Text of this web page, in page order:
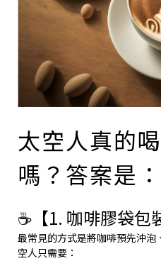
太空人真的
嗎？答案是
☕【1. 咖啡膠袋包
最常見的方式是將咖啡預先沖泡
空人只需要：